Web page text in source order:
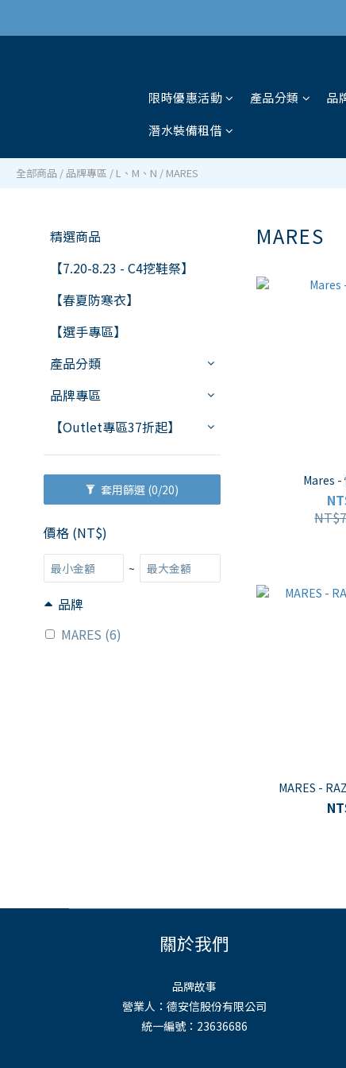
限時優惠活動 產品分類 品
潛水裝備租借
全部商品 / 品牌專區 / L、M、N / MARES
精選商品
【7.20-8.23 - C4挖鞋祭】
【春夏防寒衣】
【選手專區】
產品分類
品牌專區
【Outlet專區37折起】
套用篩選 (0/20)
價格 (NT$)
~
品牌
MARES (6)
MARES
Mares -
MARES -
關於我們
品牌故事
營業人：德安信股份有限公司
統一編號：23636686